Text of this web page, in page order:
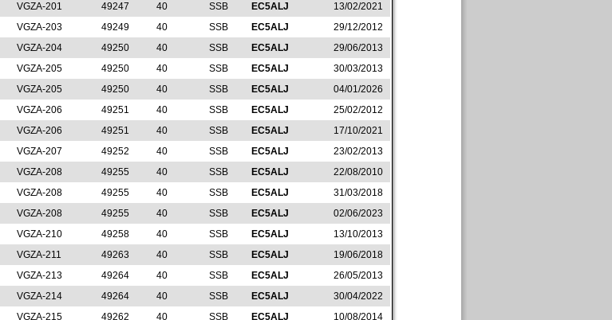
VGZA-201 49247 40 SSB EC5ALJ
13/02/2021
VGZA-203 49249 40 SSB EC5ALJ
29/12/2012
VGZA-204 49250 40 SSB EC5ALJ
29/06/2013
VGZA-205 49250 40 SSB EC5ALJ
30/03/2013
VGZA-205 49250 40 SSB EC5ALJ
04/01/2026
VGZA-206 49251 40 SSB EC5ALJ
25/02/2012
VGZA-206 49251 40 SSB EC5ALJ
17/10/2021
VGZA-207 49252 40 SSB EC5ALJ
23/02/2013
VGZA-208 49255 40 SSB EC5ALJ
22/08/2010
VGZA-208 49255 40 SSB EC5ALJ
31/03/2018
VGZA-208 49255 40 SSB EC5ALJ
02/06/2023
VGZA-210 49258 40 SSB EC5ALJ
13/10/2013
VGZA-211 49263 40 SSB EC5ALJ
19/06/2018
VGZA-213 49264 40 SSB EC5ALJ
26/05/2013
VGZA-214 49264 40 SSB EC5ALJ
30/04/2022
VGZA-215 49262 40 SSB EC5ALJ
10/08/2014